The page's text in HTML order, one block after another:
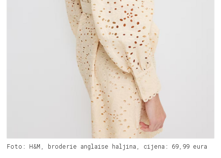
Foto: H&M, broderie anglaise haljina, cijena: 69,99 eura